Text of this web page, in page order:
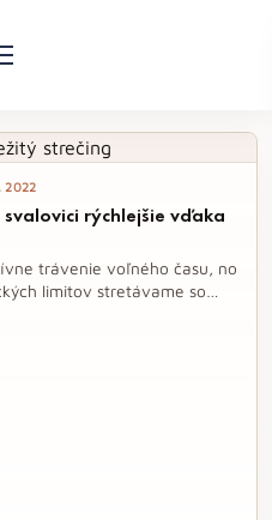
2022
rýchlejšie vďaka
trávenie voľného času, no
limitov stretávame so